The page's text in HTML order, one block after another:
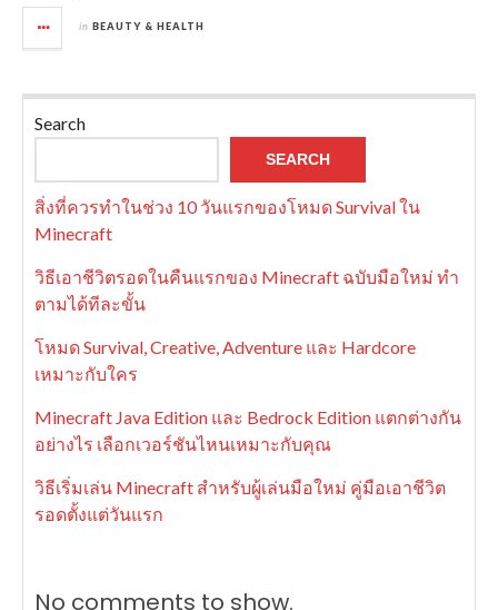
in BEAUTY & HEALTH
Search
SEARCH
สิ่งที่ควรทำในช่วง 10 วันแรกของโหมด Survival ใน
Minecraft
วิธีเอาชีวิตรอดในคืนแรกของ Minecraft ฉบับมือใหม่ ทำ
ตามได้ทีละขั้น
โหมด Survival, Creative, Adventure และ Hardcore
เหมาะกับใคร
Minecraft Java Edition และ Bedrock Edition แตกต่างกัน
อย่างไร เลือกเวอร์ชันไหนเหมาะกับคุณ
วิธีเริ่มเล่น Minecraft สำหรับผู้เล่นมือใหม่ คู่มือเอาชีวิต
รอดตั้งแต่วันแรก
No comments to show.